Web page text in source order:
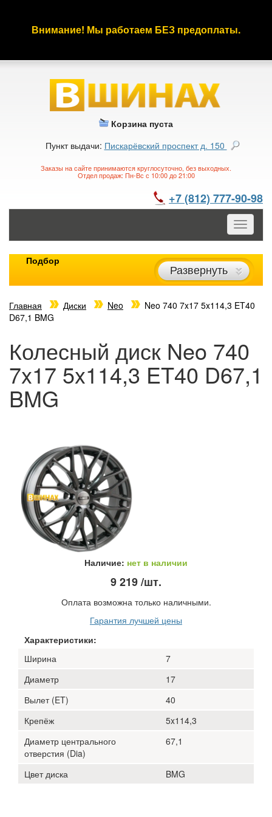
Внимание! Мы работаем БЕЗ предоплаты.
Корзина пуста
Пункт выдачи: Пискарёвский проспект д. 150
Заказы на сайте принимаются круглосуточно, без выходных.
Отдел продаж: Пн-Вс с 10:00 до 21:00
+7 (812) 777-90-98
Toggle
Подбор
Развернуть
Главная Диски Neo
Neo 740 7x17 5x114,3 ET40
D67,1 BMG
Колесный диск Neo 740
7x17 5x114,3 ET40 D67,1
BMG
Наличие: нет в наличии
9 219/шт.
Оплата возможна только наличными.
Гарантия лучшей цены
Характеристики:
Ширина
7
Диаметр
17
Вылет (ET)
40
Крепёж
5x114,3
Диаметр центрального
отверстия (Dia)
67,1
Цвет диска BMG